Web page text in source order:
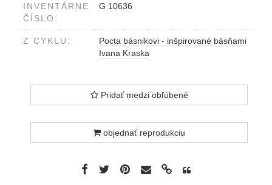
INVENTÁRNE
ČÍSLO:
G 10636
Z CYKLU:
Pocta básnikovi - inšpirované básňami
Ivana Kraska
Pridať medzi obľúbené
objednať reprodukciu